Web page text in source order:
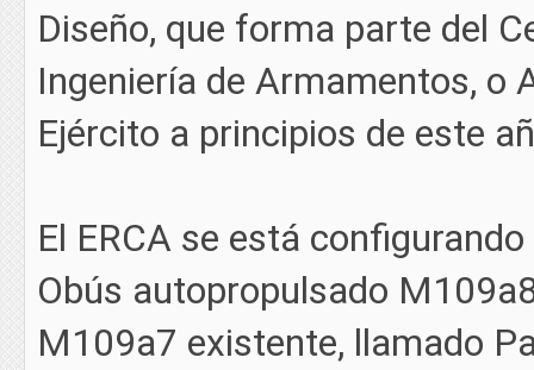
Diseño, que forma parte del
Ingeniería de Armamentos, o
Ejército a principios de este
El ERCA se está
Obús autopropulsado
M109a7 existente, llamado